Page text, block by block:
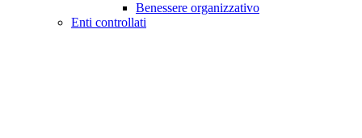
Benessere organizzativo
Enti controllati